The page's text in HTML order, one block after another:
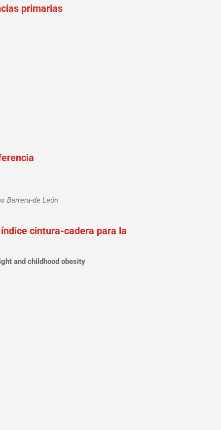
primarias
Barrera-de León
cintura-cadera para la
and childhood obesity